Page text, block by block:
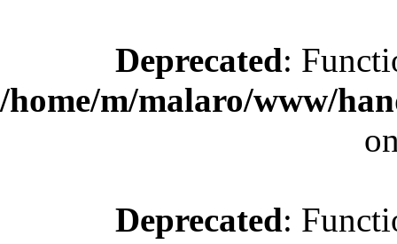
Deprecated:
/home/m/malaro/www/
Deprecated: